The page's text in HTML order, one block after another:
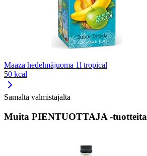
Maaza hedelmäjuoma 1l tropical
50 kcal
Samalta valmistajalta
Muita PIENTUOTTAJA -tuotteita